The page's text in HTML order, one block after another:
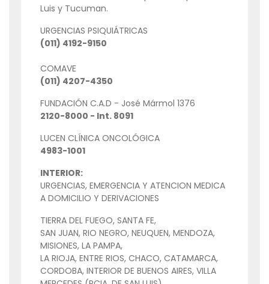
Luis y Tucuman.
URGENCIAS PSIQUIÁTRICAS
(011) 4192-9150
COMAVE
(011) 4207-4350
FUNDACIÓN C.A.D - José Mármol 1376
2120-8000 - Int. 8091
LUCEN CLÍNICA ONCOLÓGICA
4983-1001
INTERIOR:
URGENCIAS, EMERGENCIA Y ATENCION MEDICA
A DOMICILIO Y DERIVACIONES
TIERRA DEL FUEGO, SANTA FE,
SAN JUAN, RIO NEGRO, NEUQUEN, MENDOZA,
MISIONES, LA PAMPA,
LA RIOJA, ENTRE RIOS, CHACO, CATAMARCA,
CORDOBA, INTERIOR DE BUENOS AIRES, VILLA